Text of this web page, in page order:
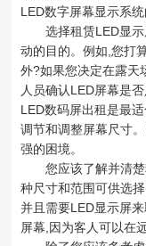
LED数字屏幕显示系
选择租赁LED显示
动的目的。例如,您打
外?如果您决定在露天
人员确认LED屏幕是
LED数码屏出租是最
调节和调整屏幕尺寸
强的困境。
您应该了解并清
种尺寸和范围可供选
并且需要LED显示屏
屏幕,因为客人可以在